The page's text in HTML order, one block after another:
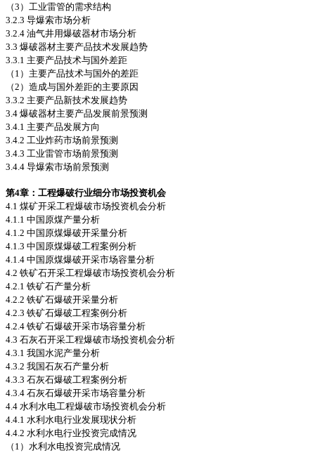
（3）工业雷管的需求结构
3.2.3 导爆索市场分析
3.2.4 油气井用爆破器材市场分析
3.3 爆破器材主要产品技术发展趋势
3.3.1 主要产品技术与国外差距
（1）主要产品技术与国外的差距
（2）造成与国外差距的主要原因
3.3.2 主要产品新技术发展趋势
3.4 爆破器材主要产品发展前景预测
3.4.1 主要产品发展方向
3.4.2 工业炸药市场前景预测
3.4.3 工业雷管市场前景预测
3.4.4 导爆索市场前景预测
第4章：工程爆破行业细分市场投资机会
4.1 煤矿开采工程爆破市场投资机会分析
4.1.1 中国原煤产量分析
4.1.2 中国原煤爆破开采量分析
4.1.3 中国原煤爆破工程案例分析
4.1.4 中国原煤爆破开采市场容量分析
4.2 铁矿石开采工程爆破市场投资机会分析
4.2.1 铁矿石产量分析
4.2.2 铁矿石爆破开采量分析
4.2.3 铁矿石爆破工程案例分析
4.2.4 铁矿石爆破开采市场容量分析
4.3 石灰石开采工程爆破市场投资机会分析
4.3.1 我国水泥产量分析
4.3.2 我国石灰石产量分析
4.3.3 石灰石爆破工程案例分析
4.3.4 石灰石爆破开采市场容量分析
4.4 水利水电工程爆破市场投资机会分析
4.4.1 水利水电行业发展现状分析
4.4.2 水利水电行业投资完成情况
（1）水利水电投资完成情况